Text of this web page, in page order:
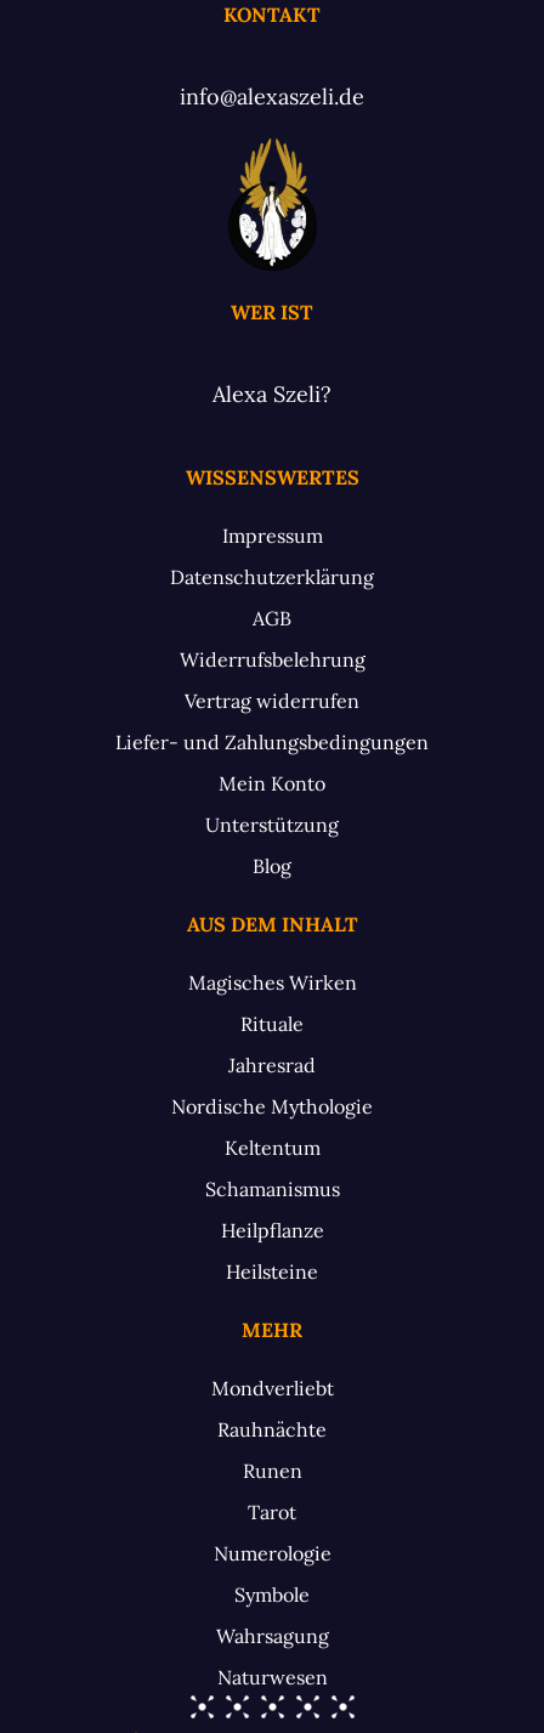
KONTAKT
info@alexaszeli.de
WER IST
Alexa Szeli?
WISSENSWERTES
Impressum
Datenschutzerklärung
AGB
Widerrufsbelehrung
Vertrag widerrufen
Liefer- und Zahlungsbedingungen
Mein Konto
Unterstützung
Blog
AUS DEM INHALT
Magisches Wirken
Rituale
Jahresrad
Nordische Mythologie
Keltentum
Schamanismus
Heilpflanze
Heilsteine
MEHR
Mondverliebt
Rauhnächte
Runen
Tarot
Numerologie
Symbole
Wahrsagung
Naturwesen